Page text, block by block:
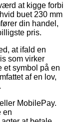
at kigge forbi
buet 230 mm
din handel,
pris.
at ifald en
som virker
symbol på en
af en lov,
MobilePay.
en